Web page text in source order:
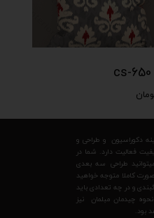
از سال 1388 در زمینه دکوراسیون و طراحی و
فعالیت دارد. شما در
طراحی سه بعدی
کاملا متوجه خواهید
و در چه تعدادی باید
نحوه چیدمان مبلمان نیز
بود.